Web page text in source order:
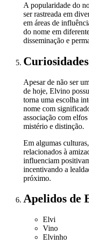
A popularidade do
ser rastreada em
em áreas de
do nome em
disseminação e
Curiosidades
Apesar de não ser
de hoje, Elvino
torna uma escolha
nome com
associação com
mistério e distinção.
Em algumas
relacionados à
influenciam
incentivando a
próximo.
Apelidos de
Elvi
Vino
Elvinho